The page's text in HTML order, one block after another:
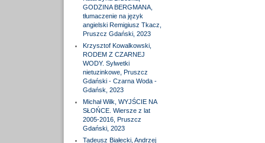
GODZINA BERGMANA,
tłumaczenie na język
angielski Remigiusz Tkacz,
Pruszcz Gdański, 2023
Krzysztof Kowalkowski,
RODEM Z CZARNEJ
WODY. Sylwetki
nietuzinkowe, Pruszcz
Gdański - Czarna Woda -
Gdańsk, 2023
Michał Wilk, WYJŚCIE NA
SŁOŃCE. Wiersze z lat
2005-2016, Pruszcz
Gdański, 2023
Tadeusz Białecki, Andrzej